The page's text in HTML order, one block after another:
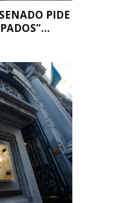
PIDE